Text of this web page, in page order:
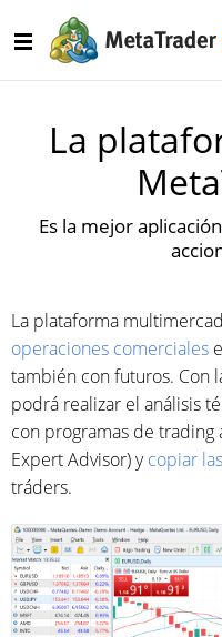
La
Es la mejor
La plataforma
operaciones comerciales
también con futuros. Con
podrá realizar el análisis
con programas de trading
Expert Advisor) ycopiar
tráders.